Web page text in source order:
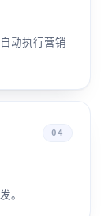
动执行营销
04
。